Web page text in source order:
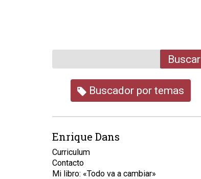
Buscar
Buscador por temas
Enrique Dans
Curriculum
Contacto
Mi libro: «Todo va a cambiar»